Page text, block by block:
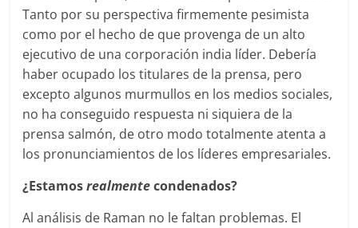
Tanto por su perspectiva firmemente pesimista
como por el hecho de que provenga de un alto
ejecutivo de una corporación india líder. Debería
haber ocupado los titulares de la prensa, pero
excepto algunos murmullos en los medios sociales,
no ha conseguido respuesta ni siquiera de la
prensa salmón, de otro modo totalmente atenta a
los pronunciamientos de los líderes empresariales.
¿Estamosrealmentecondenados?
Al análisis de Raman no le faltan problemas. El